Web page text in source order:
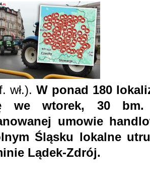
wł.). W ponad 180
we wtorek, 30 bm.
umowie
Śląsku lokalne
Lądek-Zdrój.